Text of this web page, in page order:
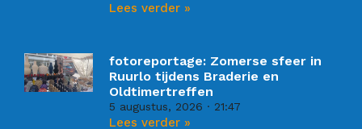
Lees verder »
fotoreportage: Zomerse sfeer in
Ruurlo tijdens Braderie en
Oldtimertreffen
5 augustus, 2026 21:47
Lees verder »